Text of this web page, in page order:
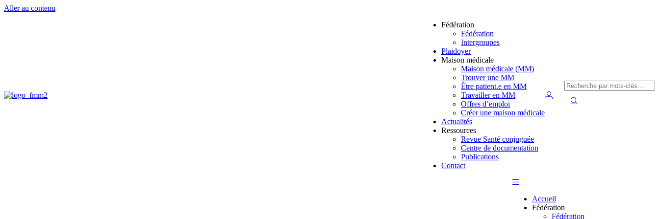
Aller au contenu
Fédération
Fédération
Intergroupes
Plaidoyer
Maison médicale
Maison médicale (MM)
Trouver une MM
Être patient.e en MM
Travailler en MM
Offres d’emploi
Créer une maison médicale
Actualités
Ressources
Revue Santé conjuguée
Centre de documentation
Publications
Contact
Accueil
Fédération
Fédération